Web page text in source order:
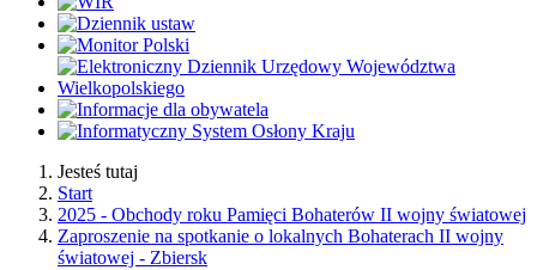
Jesteś tutaj
Start
2025 - Obchody roku Pamięci Bohaterów II wojny światowej
Zaproszenie na spotkanie o lokalnych Bohaterach II wojny
światowej - Zbiersk